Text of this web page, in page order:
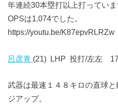
年連続30本塁打以上打ってい
OPSは1.074でした。
https://youtu.be/K87epvRLRZw
呂彦青 (21) LHP 投打/左左
武器は最速１４８キロの直球
ジアップ。